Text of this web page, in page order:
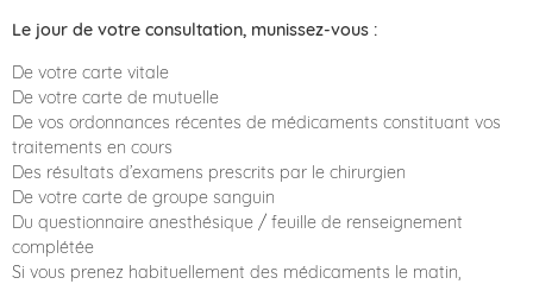
Le jour de votre consultation, munissez-vous :
De votre carte vitale
De votre carte de mutuelle
De vos ordonnances récentes de médicaments constituant vos
traitements en cours
Des résultats d’examens prescrits par le chirurgien
De votre carte de groupe sanguin
Du questionnaire anesthésique / feuille de renseignement
complétée
Si vous prenez habituellement des médicaments le matin,